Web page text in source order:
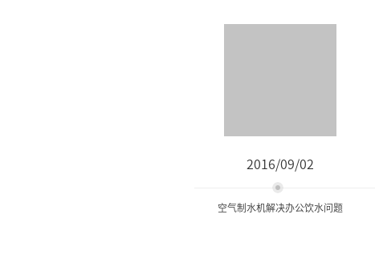
2016/09/02
空气制水机解决办公饮水问题